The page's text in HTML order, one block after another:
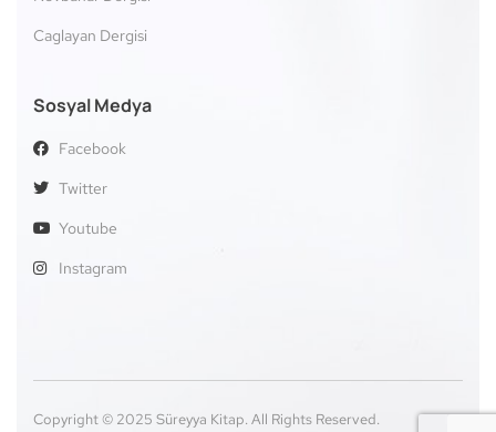
Caglayan Dergisi
Sosyal Medya
Facebook
Twitter
Youtube
Instagram
Copyright © 2025 Süreyya Kitap. All Rights Reserved.